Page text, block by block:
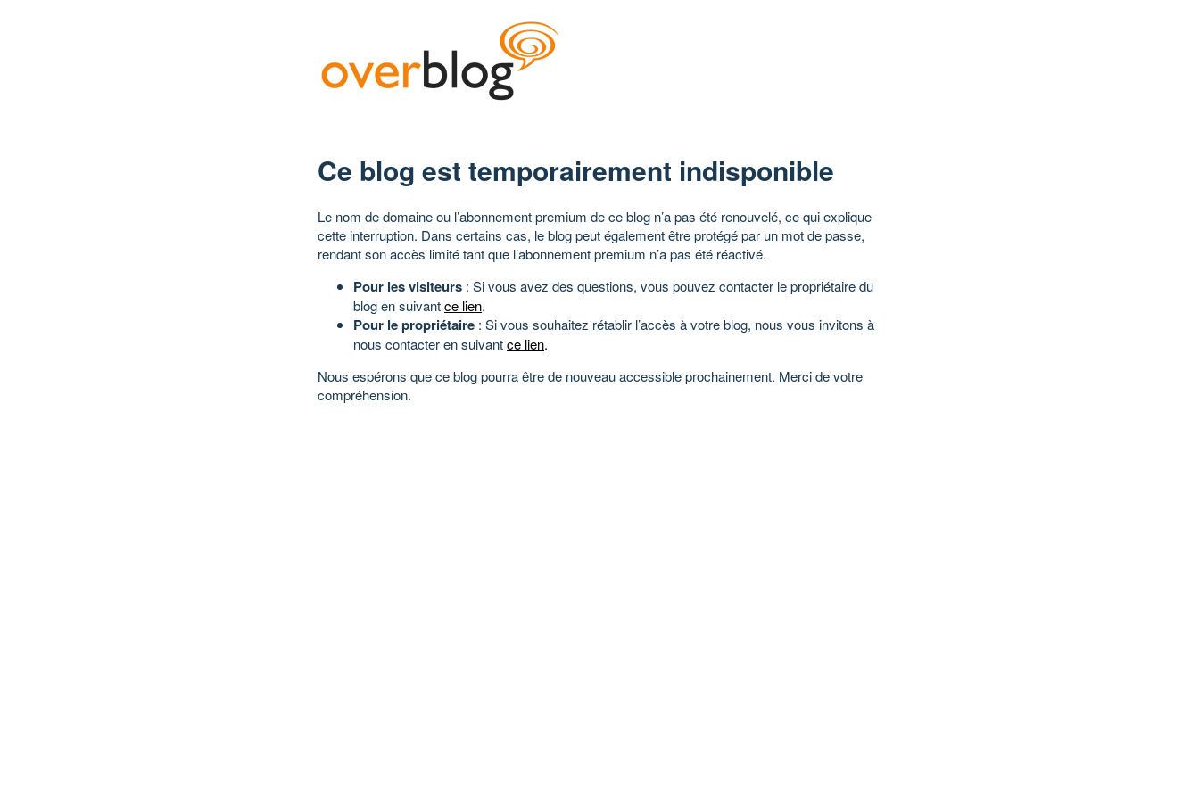
Ce blog est temporairement indisponible
Le nom de domaine ou l’abonnement premium de ce blog n’a pas été renouvelé, ce qui explique
cette interruption. Dans certains cas, le blog peut également être protégé par un mot de passe,
rendant son accès limité tant que l’abonnement premium n’a pas été réactivé.
Pour les visiteurs : Si vous avez des questions, vous pouvez contacter le propriétaire du
blog en suivantce lien.
Pour le propriétaire : Si vous souhaitez rétablir l’accès à votre blog, nous vous invitons à
nous contacter en suivantce lien.
Nous espérons que ce blog pourra être de nouveau accessible prochainement. Merci de votre
compréhension.